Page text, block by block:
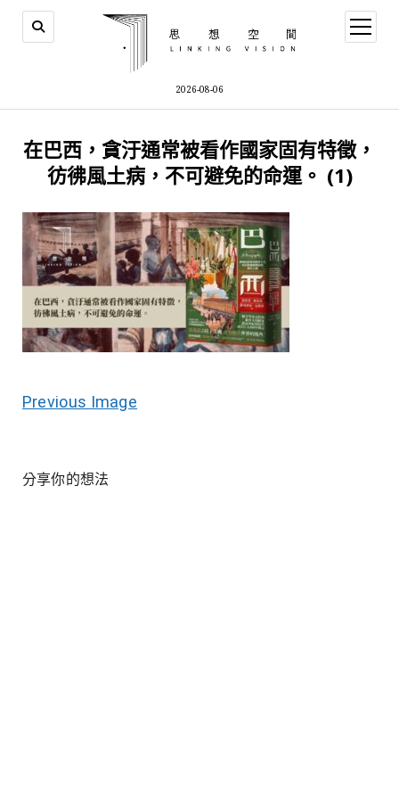
2026-08-06
open
menu
在巴西，貪汙通常被看作國家固有特徵，
彷彿風土病，不可避免的命運。 (1)
Previous Image
分享你的想法